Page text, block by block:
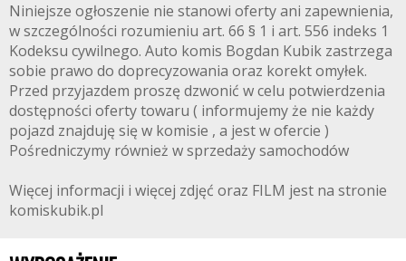
Niniejsze ogłoszenie nie stanowi oferty ani zapewnienia,
w szczególności rozumieniu art. 66 § 1 i art. 556 indeks 1
Kodeksu cywilnego. Auto komis Bogdan Kubik zastrzega
sobie prawo do doprecyzowania oraz korekt omyłek.
Przed przyjazdem proszę dzwonić w celu potwierdzenia
dostępności oferty towaru ( informujemy że nie każdy
pojazd znajduję się w komisie , a jest w ofercie )
Pośredniczymy również w sprzedaży samochodów
Więcej informacji i więcej zdjęć oraz FILM jest na stronie
komiskubik.pl